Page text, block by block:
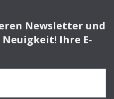
Newsletter und
Ihre E-